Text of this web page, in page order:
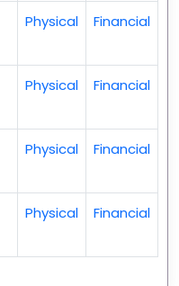
Physical Financial
Physical Financial
Physical Financial
Physical Financial